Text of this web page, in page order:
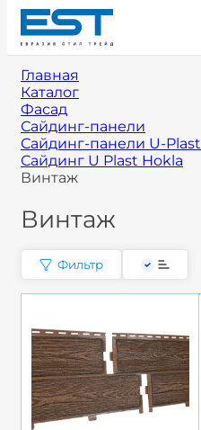
Главная
Каталог
Фасад
Сайдинг-панели
Сайдинг-панели U-Plast
Сайдинг U Plast Hokla
Винтаж
Винтаж
Фильтр